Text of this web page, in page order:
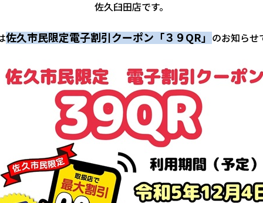
佐久臼田店です。
佐久市民限定電子割引クーポン「３９QR」のお知らせ